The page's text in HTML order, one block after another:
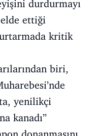
durdurmayı
elde ettiği
kritik
biri,
yenilikçi
kanadı”